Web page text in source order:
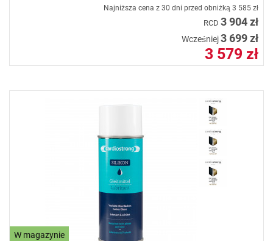
Najniższa cena z 30 dni przed obniżką 3 585 zł
RCD 3 904 zł
Wcześniej3 699 zł
3 579 zł
W magazynie